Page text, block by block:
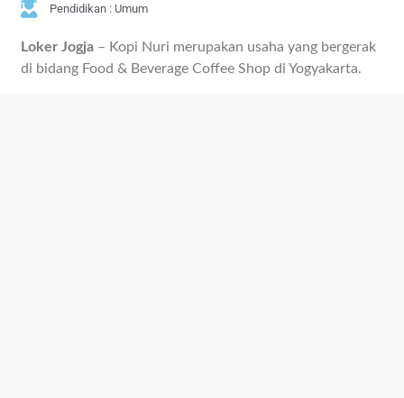
Pendidikan : Umum
Loker Jogja – Kopi Nuri merupakan usaha yang bergerak
di bidang Food & Beverage Coffee Shop di Yogyakarta.